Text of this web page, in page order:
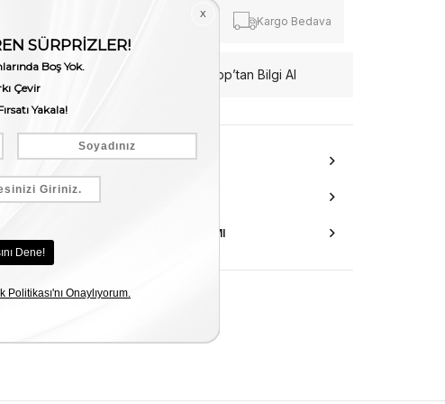
Kargo Bedava
WhatsApp’tan Bilgi Al
ÜRÜN ÖZELLIKLERI
AKSESUAR ONARIMI